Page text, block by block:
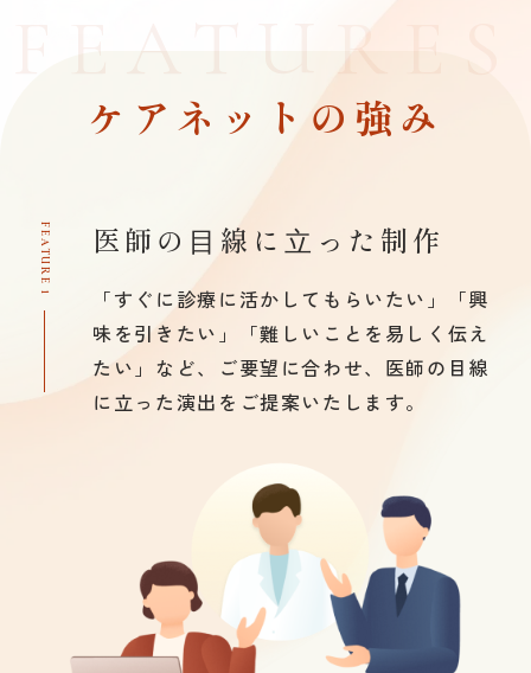
FEATURES
ケアネットの強み
FEATURE 1 医師の⽬線に⽴った制作
「すぐに診療に活かしてもらいたい」「興
味を引きたい」「難しいことを易しく伝え
たい」など、ご要望に合わせ、医師の目線
に立った演出をご提案いたします。